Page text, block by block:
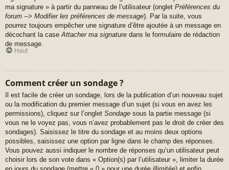
ma signature » à partir du panneau de l’utilisateur (onglet Préférences du
forum --> Modifier les préférences de message). Par la suite, vous
pourrez toujours empêcher une signature d’être ajoutée à un message en
décochant la case Attacher ma signature dans le formulaire de rédaction
de message.
Haut
Comment créer un sondage ?
Il est facile de créer un sondage, lors de la publication d’un nouveau sujet
ou la modification du premier message d’un sujet (si vous en avez les
permissions), cliquez sur l’onglet Sondage sous la partie message (si
vous ne le voyez pas, vous n’avez probablement pas le droit de créer des
sondages). Saisissez le titre du sondage et au moins deux options
possibles, saisissez une option par ligne dans le champ des réponses.
Vous pouvez aussi indiquer le nombre de réponses qu’un utilisateur peut
choisir lors de son vote dans « Option(s) par l’utilisateur », limiter la durée